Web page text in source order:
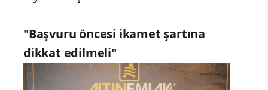
"Başvuru öncesi ikamet şartına
dikkat edilmeli"